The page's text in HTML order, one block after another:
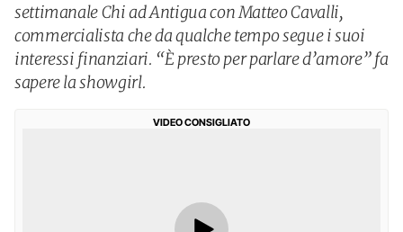
settimanale Chi ad Antigua con Matteo Cavalli,
commercialista che da qualche tempo segue i suoi
interessi finanziari. “È presto per parlare d’amore” fa
sapere la showgirl.
VIDEO CONSIGLIATO